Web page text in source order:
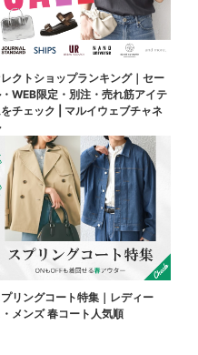
クトショップランキング｜セー
WEB限定・別注・売れ筋アイテ
チェック | マルイウェブチャネ
リングコート特集｜レディー
メンズ 春コート人気順